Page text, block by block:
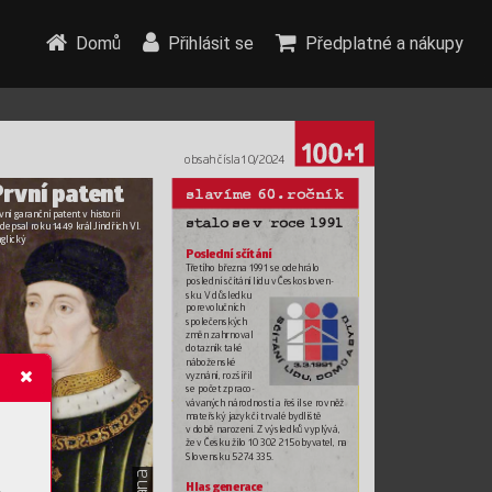
vní patent
garanční patent v historii
roku 1449 král Jindřich VI.
Poslední sčítání
Třetího března 1991 se odehrálo
poslední sčítání lidu v Českosloven-
sku. V důsledku
porevolučních
společenských
změn zahrnoval
dotazník také
náboženské
vyznání, rozšířil
se počet zpraco-
vávaných národností a řešil se rovněž
mateřský jazyk či trvalé bydliště
v době narození. Z výsledků vyplývá,
že v Česku žilo 10 302 215 obyvatel, na
Slovensku 5 274 335.
Hlas generace
stalo se vroce 1991
slavíme 60. ročník
obsah čísla 10/2024
Domů Přihlásit se Předplatné a nákupy